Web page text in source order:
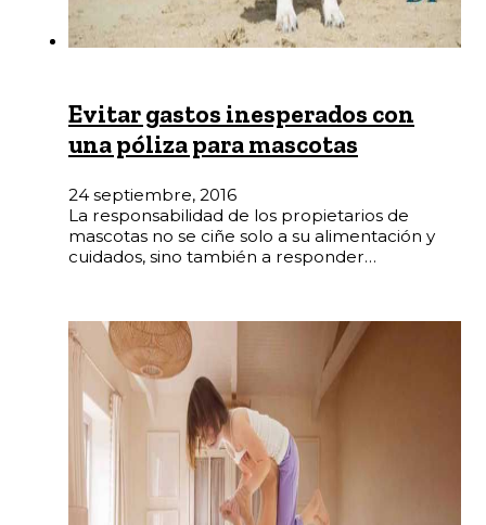
Evitar gastos inesperados con
una póliza para mascotas
24 septiembre, 2016
La responsabilidad de los propietarios de
mascotas no se ciñe solo a su alimentación y
cuidados, sino también a responder…